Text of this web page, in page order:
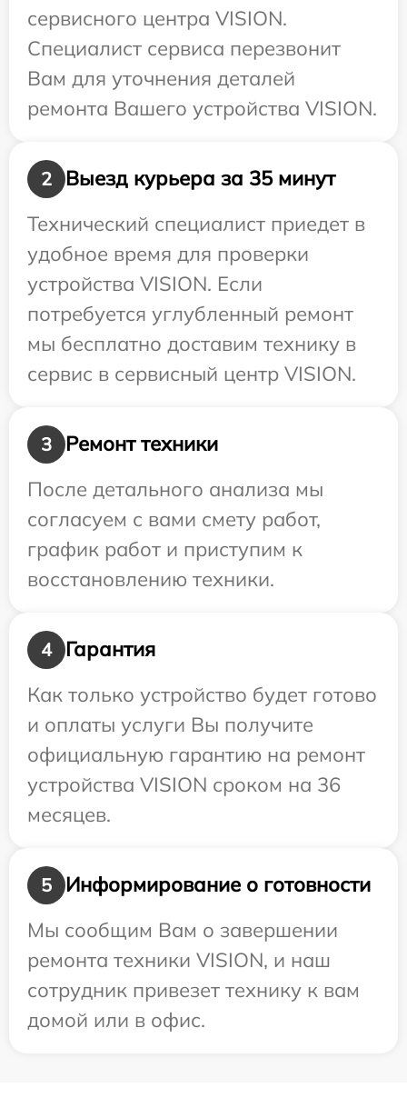
сервисного центра VISION.
Специалист сервиса перезвонит
Вам для уточнения деталей
ремонта Вашего устройства VISION.
2
Выезд курьера за 35 минут
Технический специалист приедет в
удобное время для проверки
устройства VISION. Если
потребуется углубленный ремонт
мы бесплатно доставим технику в
сервис в сервисный центр VISION.
3
Ремонт техники
После детального анализа мы
согласуем с вами смету работ,
график работ и приступим к
восстановлению техники.
4
Гарантия
Как только устройство будет готово
и оплаты услуги Вы получите
официальную гарантию на ремонт
устройства VISION сроком на 36
месяцев.
5
Информирование о готовности
Мы сообщим Вам о завершении
ремонта техники VISION, и наш
сотрудник привезет технику к вам
домой или в офис.